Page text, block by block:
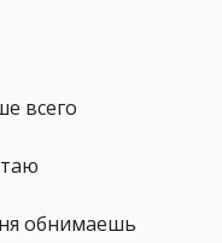
всего
обнимаешь